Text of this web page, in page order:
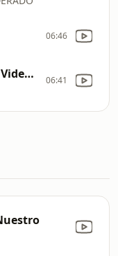
06:46
Los Hermanos Medina Video Oficial 06:41